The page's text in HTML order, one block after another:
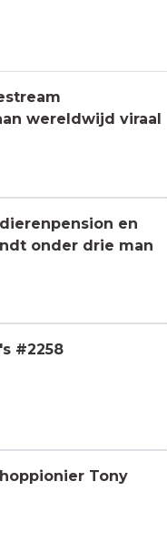
wereldwijd viraal
en
onder drie man
#2258
Tony